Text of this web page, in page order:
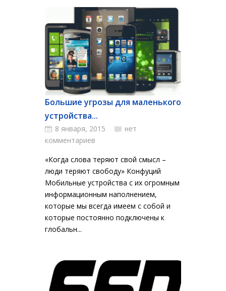
Большие угрозы для маленького
устройства...
8 января, 2015
нет
комментариев
«Когда слова теряют свой смысл –
люди теряют свободу» Конфуций
Мобильные устройства с их огромным
информационным наполнением,
которые мы всегда имеем с собой и
которые постоянно подключены к
глобальн...